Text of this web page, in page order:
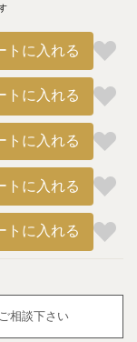
トに入れる
トに入れる
トに入れる
トに入れる
トに入れる
相談下さい